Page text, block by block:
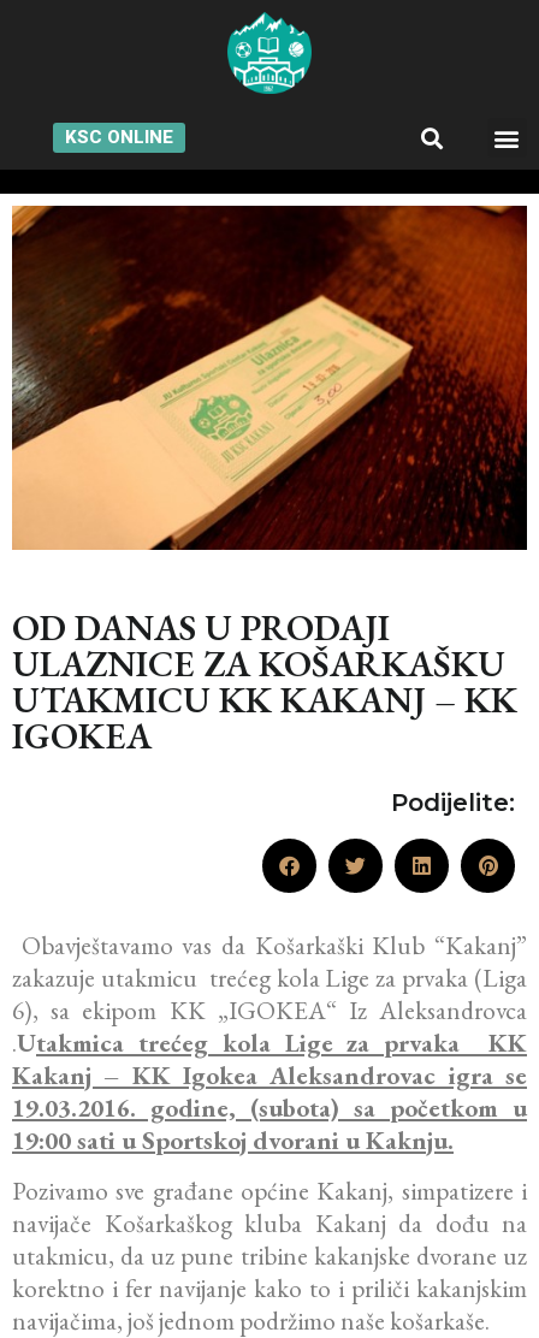
KSC ONLINE
OD DANAS U PRODAJI
ULAZNICE ZA KOŠARKAŠKU
UTAKMICU KK KAKANJ – KK
IGOKEA
Podijelite:
Obavještavamo vas da Košarkaški Klub “Kakanj”
zakazuje utakmicu trećeg kola Lige za prvaka (Liga
6), sa ekipom KK „IGOKEA“ Iz Aleksandrovca
.Utakmica trećeg kola Lige za prvaka KK
Kakanj – KK Igokea Aleksandrovac igra se
19.03.2016. godine, (subota) sa početkom u
19:00 sati u Sportskoj dvorani u Kaknju.
Pozivamo sve građane općine Kakanj, simpatizere i
navijače Košarkaškog kluba Kakanj da dođu na
utakmicu, da uz pune tribine kakanjske dvorane uz
korektno i fer navijanje kako to i priliči kakanjskim
navijačima, još jednom podržimo naše košarkaše.